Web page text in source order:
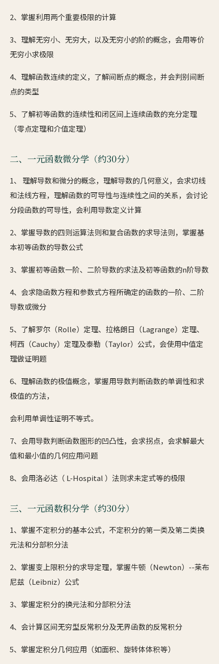
2、掌握利用两个重要极限的计算
3、理解无穷小、无穷大，以及无穷小的阶的概念，会用等价
无穷小求极限
4、理解函数连续的定义，了解间断点的概念，并会判别间断
点的类型
5、了解初等函数的连续性和闭区间上连续函数的充分定理
（零点定理和介值定理）
二、一元函数微分学（约30分）
1、 理解导数和微分的概念，理解导数的几何意义，会求切线
和法线方程，理解函数的可导性与连续性之间的关系，会讨论
分段函数的可导性，会利用导数定义计算
2、掌握导数的四则运算法则和复合函数的求导法则，掌握基
本初等函数的导数公式
3、掌握初等函数一阶、二阶导数的求法及初等函数的n阶导数
4、会求隐函数方程和参数式方程所确定的函数的一阶、二阶
导数或微分
5、了解罗尔（Rolle）定理、拉格朗日（Lagrange）定理、
柯西（Cauchy）定理及泰勒（Taylor）公式，会使用中值定
理做证明题
6、理解函数的极值概念，掌握用导数判断函数的单调性和求
极值的方法，
会利用单调性证明不等式。
7、会用导数判断函数图形的凹凸性，会求拐点，会求解最大
值和最小值的几何应用问题
8、会用洛必达（ L-Hospital ）法则求未定式等的极限
三、一元函数积分学（约30分）
1、掌握不定积分的基本公式，不定积分的第一类及第二类换
元法和分部积分法
2、掌握变上限积分的求导定理，掌握牛顿（Newton）--莱布
尼兹（Leibniz）公式
3、掌握定积分的换元法和分部积分法
4、会计算区间无穷型反常积分及无界函数的反常积分
5、掌握定积分几何应用（如面积、旋转体体积等）